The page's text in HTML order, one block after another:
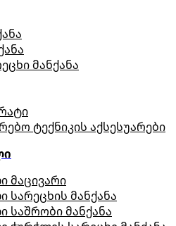
მანქანა
ტექნიკის აქსესუარები
მაცივარი
სარეცხის მანქანა
საშრობი მანქანა